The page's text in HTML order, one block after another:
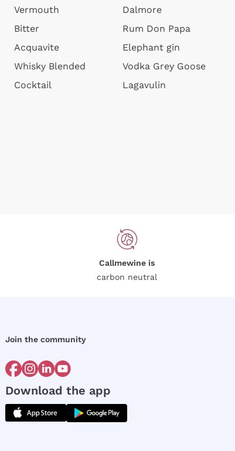
Vermouth
Bitter
Acquavite
Whisky Blended
Cocktail
Dalmore
Rum Don Papa
Elephant gin
Vodka Grey Goose
Lagavulin
Callmewine is
carbon neutral
Join the community
Download the app